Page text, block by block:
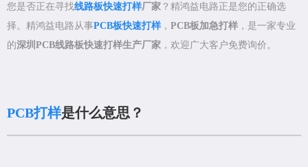
您是否正在寻找线路板快速打样厂家 ？精鸿益电路正是您的正确选
择。精鸿益电路从事PCB板快速打样， PCB板加急打样 ，是一家专业
的深圳PCB线路板快速打样生产厂家 ，欢迎广大客户免费询价。
PCB打样是什么意思？